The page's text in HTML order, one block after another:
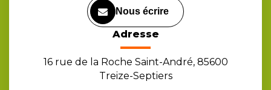
Nous écrire
Adresse
16 rue de la Roche Saint-André, 85600
Treize-Septiers